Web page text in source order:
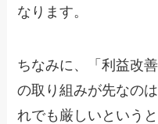
なります。
ちなみに、「利益改
の取り組みが先なの
れでも厳しいという